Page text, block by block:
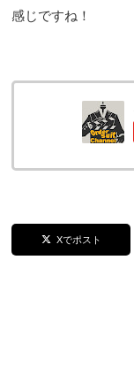
感じですね！
Xでポスト